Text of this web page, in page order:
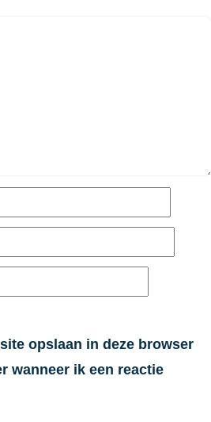
opslaan in deze browser
wanneer ik een reactie